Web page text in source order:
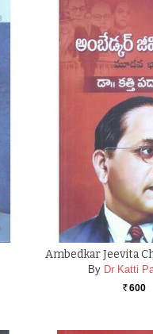
Ambedkar Jeevita
By Dr Katti
Rs. 600